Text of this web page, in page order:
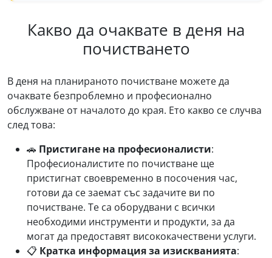
Какво да очаквате в деня на
почистването
В деня на планираното почистване можете да
очаквате безпроблемно и професионално
обслужване от началото до края. Ето какво се случва
след това:
🚗 Пристигане на професионалисти:
Професионалистите по почистване ще
пристигнат своевременно в посочения час,
готови да се заемат със задачите ви по
почистване. Те са оборудвани с всички
необходими инструменти и продукти, за да
могат да предоставят висококачествени услуги.
📋 Кратка информация за изискванията: